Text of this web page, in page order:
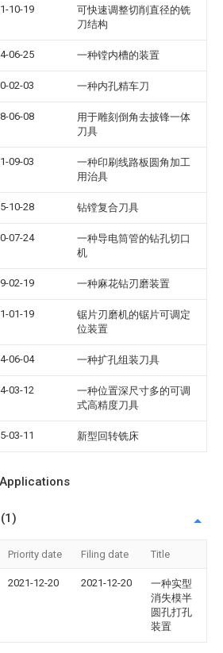
10-19
可快速调整切削直径的铣
刀结构
06-25 一种镗内槽的装置
02-03 一种内孔精车刀
06-08
用于雕刻倒角去披锋一体
刀具
09-03
一种印刷线路板圆角加工
用治具
10-28 钻镗复合刀具
07-24
一种导电筒管的钻孔切口
机
02-19 一种麻花钻刃磨装置
01-19
锯片刃磨机的锯片可调定
位装置
06-04 一种扩孔组装刀具
03-12
一种位置深尺寸多的可调
式高精度刀具
03-11 新型回转铣床
Priority date Filing date Title
2021-12-20 2021-12-20
一种实型
消失模半
圆孔打孔
装置